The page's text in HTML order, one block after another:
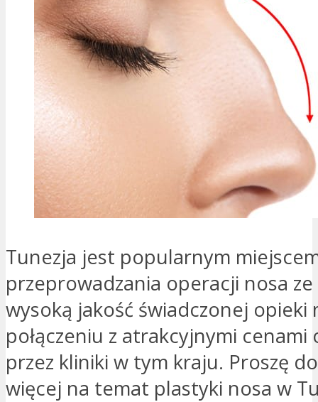
Tunezja jest popularnym
przeprowadzania operacji nosa
wysoką jakość świadczonej opieki
połączeniu z atrakcyjnymi
przez kliniki w tym kraju. Proszę
więcej na temat plastyki nosa w